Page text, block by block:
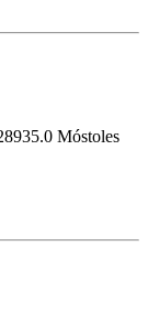
Móstoles